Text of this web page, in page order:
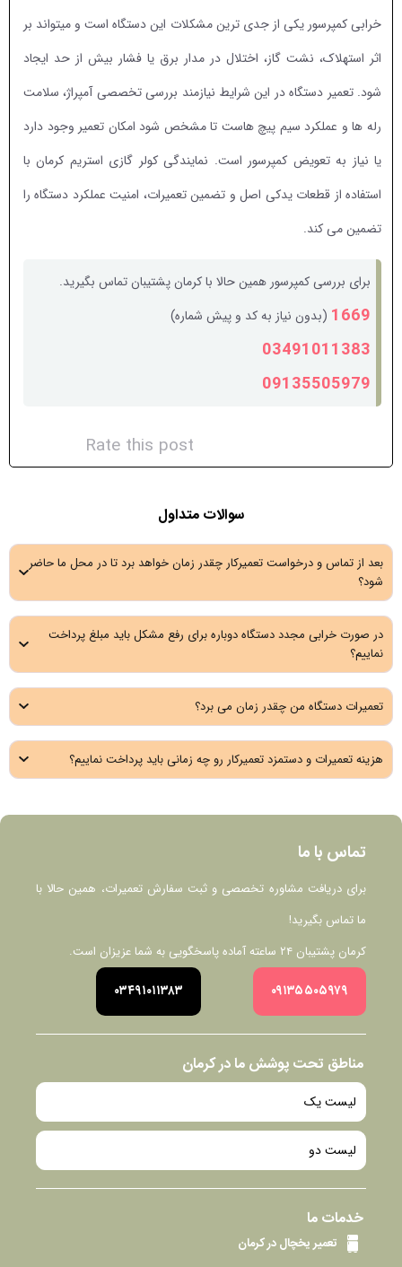
خرابی کمپرسور یکی از جدی ترین مشکلات این دستگاه است و میتواند بر
اثر استهلاک، نشت گاز، اختلال در مدار برق یا فشار بیش از حد ایجاد
شود. تعمیر دستگاه در این شرایط نیازمند بررسی تخصصی آمپراژ، سلامت
رله ها و عملکرد سیم پیچ هاست تا مشخص شود امکان تعمیر وجود دارد
یا نیاز به تعویض کمپرسور است. نمایندگی کولر گازی استریم کرمان با
استفاده از قطعات یدکی اصل و تضمین تعمیرات، امنیت عملکرد دستگاه را
تضمین می کند.
برای بررسی کمپرسور همین حالا با کرمان پشتیبان تماس بگیرید.
1669 (بدون نیاز به کد و پیش شماره)
03491011383
09135505979
Rate this post
سوالات متداول
بعد از تماس و درخواست تعمیرکار چقدر زمان خواهد برد تا در محل ما حاضر
شود؟
در صورت خرابی مجدد دستگاه دوباره برای رفع مشکل باید مبلغ پرداخت
نماییم؟
تعمیرات دستگاه من چقدر زمان می برد؟
هزینه تعمیرات و دستمزد تعمیرکار رو چه زمانی باید پرداخت نماییم؟
خدمات ما
تعمیر یخچال در کرمان
مناطق تحت پوشش ما در کرمان
لیست یک
لیست دو
تماس با ما
برای دریافت مشاوره تخصصی و ثبت سفارش تعمیرات، همین حالا با
ما تماس بگیرید!
کرمان پشتیبان ۲۴ ساعته آماده پاسخگویی به شما عزیزان است.
۰۹۱۳۵۵۰۵۹۷۹ ۰۳۴۹۱۰۱۱۳۸۳